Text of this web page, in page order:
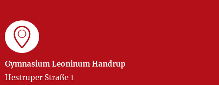
Gymnasium Leoninum Handrup
Hestruper Straße 1